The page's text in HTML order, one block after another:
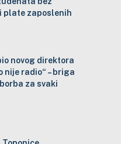
plate zaposlenih
novog direktora
nije radio“ – briga
za svaki